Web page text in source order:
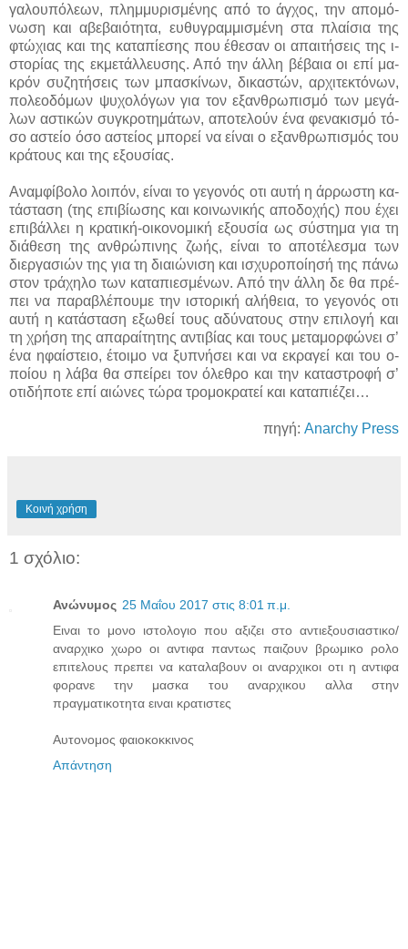
γα­λου­πό­λε­ων, πλημ­μυ­ρι­σμέ­νης α­πό το άγ­χος, την α­πο­μό­
νω­ση και α­βε­βαιό­τη­τα, ευ­θυ­γραμ­μι­σμέ­νη στα πλαί­σια της
φτώ­χιας και της κα­τα­πί­ε­σης που έ­θε­σαν οι α­παι­τή­σεις της ι­
στο­ρί­ας της εκ­με­τάλ­λευ­σης. Α­πό την άλ­λη βέ­βαια οι ε­πί μα­
κρόν συ­ζη­τή­σεις των μπα­σκί­νων, δι­κα­στών, αρ­χι­τε­κτό­νων,
πο­λε­ο­δό­μων ψυ­χο­λό­γων για τον ε­ξαν­θρω­πι­σμό των με­γά­
λων α­στι­κών συ­γκρο­τη­μά­των, α­πο­τε­λούν έ­να φε­να­κι­σμό τό­
σο α­στεί­ο ό­σο α­στεί­ος μπο­ρεί να εί­ναι ο ε­ξαν­θρω­πι­σμός του
κρά­τους και της ε­ξου­σί­ας.
Α­ναμ­φί­βο­λο λοι­πόν, εί­ναι το γε­γο­νός ο­τι αυ­τή η άρ­ρω­στη κα­
τά­στα­ση (της ε­πι­βί­ω­σης και κοι­νω­νι­κής α­πο­δο­χής) που έ­χει
ε­πι­βάλ­λει η κρα­τι­κή-οι­κο­νο­μι­κή ε­ξου­σί­α ως σύ­στη­μα για τη
διά­θε­ση της αν­θρώ­πι­νης ζω­ής, εί­ναι το α­πο­τέ­λε­σμα των
διερ­γα­σιών της για τη διαιώ­νι­ση και ι­σχυ­ρο­ποί­η­σή της πά­νω
στον τρά­χη­λο των κα­τα­πιε­σμέ­νων. Α­πό την άλ­λη δε θα πρέ­
πει να πα­ρα­βλέ­που­με την ι­στο­ρι­κή α­λή­θεια, το γε­γο­νός ο­τι
αυ­τή η κα­τά­στα­ση ε­ξω­θεί τους α­δύ­να­τους στην ε­πι­λο­γή και
τη χρή­ση της α­πα­ραί­τη­της α­ντι­βί­ας και τους με­τα­μορ­φώ­νει σ’
έ­να η­φαί­στειο, έ­τοι­μο να ξυ­πνή­σει και να ε­κρα­γεί και του ο­
ποί­ου η λά­βα θα σπεί­ρει τον ό­λε­θρο και την κα­τα­στρο­φή σ’
ο­τι­δή­πο­τε ε­πί αιώ­νες τώ­ρα τρο­μο­κρα­τεί και κα­τα­πιέ­ζει…
πηγή: Anarchy Press
Κοινή χρήση
1 σχόλιο:
Ανώνυμος 25 Μαΐου 2017 στις 8:01 π.μ.
Ειναι το μονο ιστολογιο που αξιζει στο αντιεξουσιαστικο/
αναρχικο χωρο οι αντιφα παντως παιζουν βρωμικο ρολο
επιτελους πρεπει να καταλαβουν οι αναρχικοι οτι η αντιφα
φορανε την μασκα του αναρχικου αλλα στην
πραγματικοτητα ειναι κρατιστες
Αυτονομος φαιοκοκκινος
Απάντηση